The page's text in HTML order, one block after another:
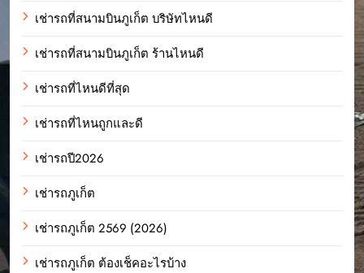
เช่ารถที่สนามบินภูเก็ต บริษัทไหนดี
เช่ารถที่สนามบินภูเก็ต ร้านไหนดี
เช่ารถที่ไหนดีที่สุด
เช่ารถที่ไหนถูกและดี
เช่ารถปี2026
เช่ารถภูเก็ต
เช่ารถภูเก็ต 2569 (2026)
เช่ารถภูเก็ต ต้องเช็คอะไรบ้าง